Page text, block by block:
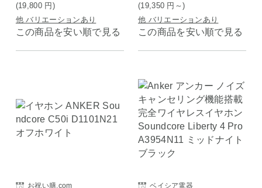
(19,800 円)
他 バリエーションあり
この商品を安い順で見る
(19,350 円 ～)
他 バリエーションあり
この商品を安い順で見る
お祝い膳.com ベイシア電器